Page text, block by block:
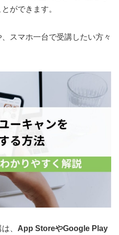
ができます。
スマホ一台で受講したい方々
、 App StoreやGoogle Play